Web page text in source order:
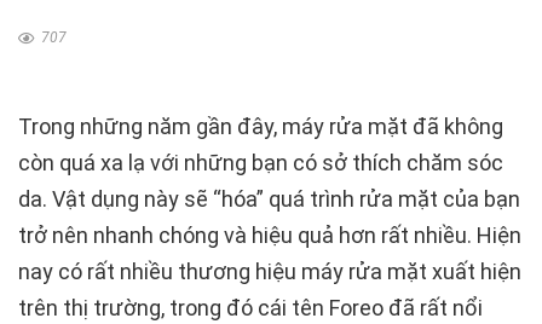
707
Trong những năm gần đây, máy rửa mặt đã không
còn quá xa lạ với những bạn có sở thích chăm sóc
da. Vật dụng này sẽ “hóa” quá trình rửa mặt của bạn
trở nên nhanh chóng và hiệu quả hơn rất nhiều. Hiện
nay có rất nhiều thương hiệu máy rửa mặt xuất hiện
trên thị trường, trong đó cái tên Foreo đã rất nổi